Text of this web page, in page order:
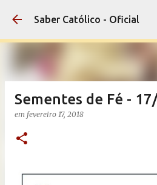
Pular para o
Saber Católico - Oficial
Sementes de Fé -
em fevereiro 17, 2018